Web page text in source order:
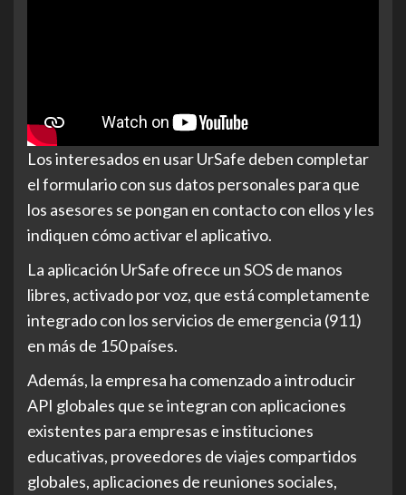
Los interesados en usar UrSafe deben completar
el formulario con sus datos personales para que
los asesores se pongan en contacto con ellos y les
indiquen cómo activar el aplicativo.
La aplicación UrSafe ofrece un SOS de manos
libres, activado por voz, que está completamente
integrado con los servicios de emergencia (911)
en más de 150 países.
Además, la empresa ha comenzado a introducir
API globales que se integran con aplicaciones
existentes para empresas e instituciones
educativas, proveedores de viajes compartidos
globales, aplicaciones de reuniones sociales,